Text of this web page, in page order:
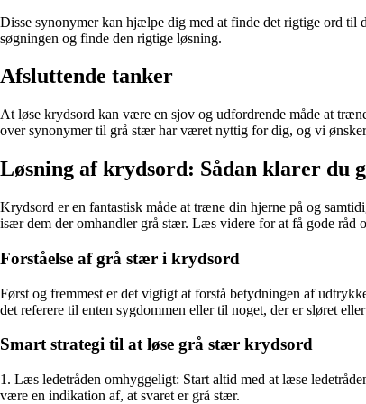
Disse synonymer kan hjælpe dig med at finde det rigtige ord
søgningen og finde den rigtige løsning.
Afsluttende tanker
At løse krydsord kan være en sjov og udfordrende måde at
over synonymer til grå stær har været nyttig for dig, og vi
Løsning af krydsord: Sådan klarer du
Krydsord er en fantastisk måde at træne din hjerne på og
især dem der omhandler grå stær. Læs videre for at få gode råd
Forståelse af grå stær i krydsord
Først og fremmest er det vigtigt at forstå betydningen af
det referere til enten sygdommen eller til noget, der er sløret
Smart strategi til at løse grå stær krydsord
1. Læs ledetråden omhyggeligt: Start altid med at læse
være en indikation af, at svaret er grå stær.